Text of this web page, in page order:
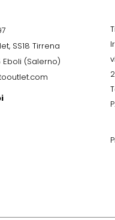
SS18 Tirrena
(Salerno)